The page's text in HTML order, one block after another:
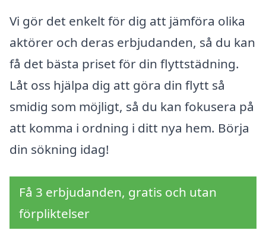
Vi gör det enkelt för dig att jämföra olika
aktörer och deras erbjudanden, så du kan
få det bästa priset för din flyttstädning.
Låt oss hjälpa dig att göra din flytt så
smidig som möjligt, så du kan fokusera på
att komma i ordning i ditt nya hem. Börja
din sökning idag!
Få 3 erbjudanden, gratis och utan
förpliktelser